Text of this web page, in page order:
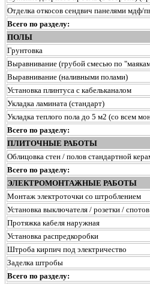
Отделка откосов сендвич панелями мдф/
Всего по разделу:
ПОЛЫ
Грунтовка
Выравнивание (грубой смесью по
Выравнивание (наливными полами)
Установка плинтуса с кабельканалом
Укладка ламината (стандарт)
Укладка теплого пола до 5 м2 (со всем
Всего по разделу:
ПЛИТОЧНЫЕ РАБОТЫ
Облицовка стен / полов стандартной
Всего по разделу:
ЭЛЕКТРОМОНТАЖНЫЕ РАБОТЫ
Монтаж электроточки со штроблением
Установка выключателя / розетки / спотов
Протяжка кабеля наружная
Установка распредкоробки
Штроба кирпич под электричество
Заделка штробы
Всего по разделу: